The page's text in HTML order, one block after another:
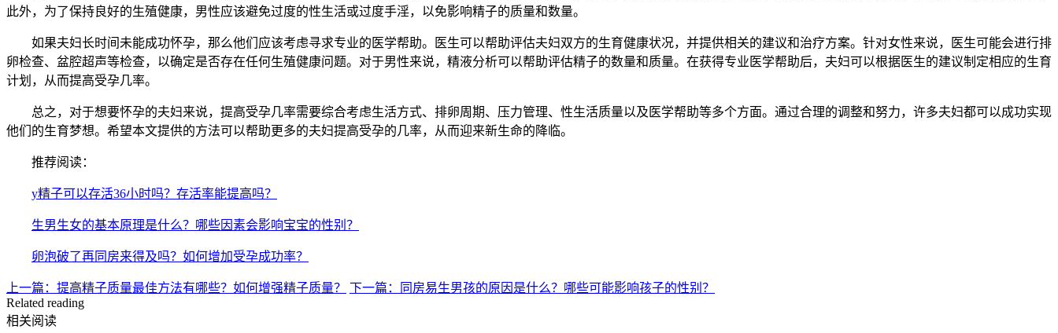
此外，为了保持良好的生殖健康，男性应该避免过度的性生活或过度手淫，以免影响精子的质量和数量。
如果夫妇长时间未能成功怀孕，那么他们应该考虑寻求专业的医学帮助。医生可以帮助评估夫妇双方的生育健康状况，并提供相关的建议和治疗方案。针对女性来说，医生可能会进行排
卵检查、盆腔超声等检查，以确定是否存在任何生殖健康问题。对于男性来说，精液分析可以帮助评估精子的数量和质量。在获得专业医学帮助后，夫妇可以根据医生的建议制定相应的生育
计划，从而提高受孕几率。
总之，对于想要怀孕的夫妇来说，提高受孕几率需要综合考虑生活方式、排卵周期、压力管理、性生活质量以及医学帮助等多个方面。通过合理的调整和努力，许多夫妇都可以成功实现
他们的生育梦想。希望本文提供的方法可以帮助更多的夫妇提高受孕的几率，从而迎来新生命的降临。
推荐阅读：
y精子可以存活36小时吗？存活率能提高吗？
生男生女的基本原理是什么？哪些因素会影响宝宝的性别？
卵泡破了再同房来得及吗？如何增加受孕成功率？
上一篇：提高精子质量最佳方法有哪些？如何增强精子质量？
下一篇：同房易生男孩的原因是什么？哪些可能影响孩子的性别？
Related reading
相关阅读